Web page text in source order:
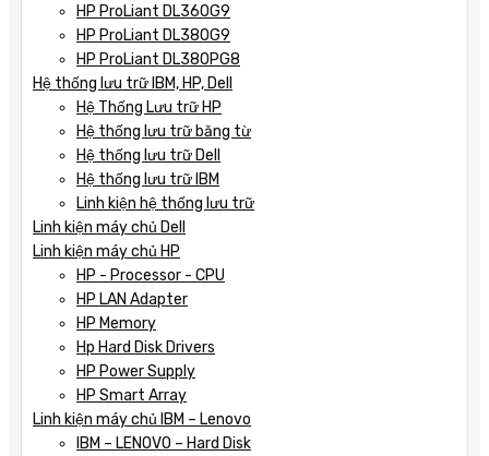
HP ProLiant DL360G9
HP ProLiant DL380G9
HP ProLiant DL380PG8
Hệ thống lưu trữ IBM, HP, Dell
Hệ Thống Lưu trữ HP
Hệ thống lưu trữ băng từ
Hệ thống lưu trữ Dell
Hệ thống lưu trữ IBM
Linh kiện hệ thống lưu trữ
Linh kiện máy chủ Dell
Linh kiện máy chủ HP
HP - Processor - CPU
HP LAN Adapter
HP Memory
Hp Hard Disk Drivers
HP Power Supply
HP Smart Array
Linh kiện máy chủ IBM – Lenovo
IBM – LENOVO – Hard Disk